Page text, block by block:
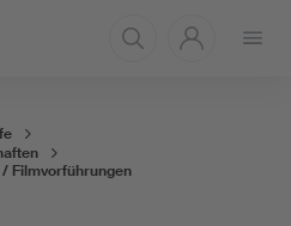
Filmvorführungen